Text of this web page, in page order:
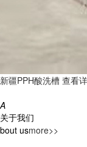
新疆PPH酸洗槽 查看
A
关于我们
bout usmore>>